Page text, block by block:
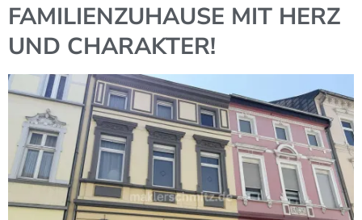
FAMILIENZUHAUSE MIT HERZ
UND CHARAKTER!